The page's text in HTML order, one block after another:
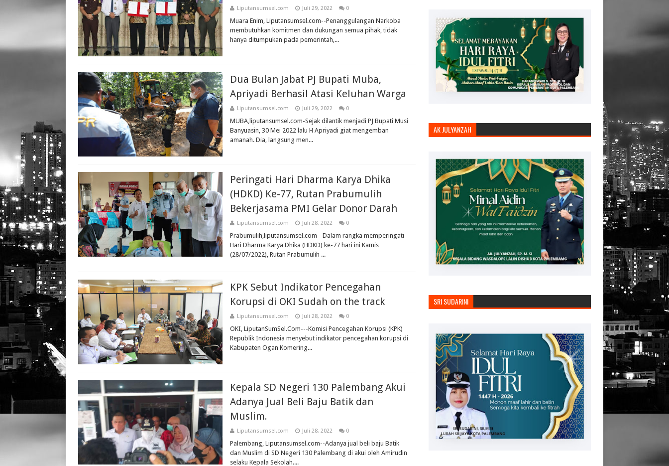
Liputansumsel.com Juli 29, 2022 0
Muara Enim, Liputansumsel.com--Penanggulangan Narkoba
membutuhkan komitmen dan dukungan semua pihak, tidak
hanya ditumpukan pada pemerintah,...
Dua Bulan Jabat PJ Bupati Muba,
Apriyadi Berhasil Atasi Keluhan Warga
Liputansumsel.com Juli 29, 2022 0
MUBA,liputansumsel.com-Sejak dilantik menjadi PJ Bupati Musi
Banyuasin, 30 Mei 2022 lalu H Apriyadi giat mengemban
amanah. Dia, langsung men...
Peringati Hari Dharma Karya Dhika
(HDKD) Ke-77, Rutan Prabumulih
Bekerjasama PMI Gelar Donor Darah
Liputansumsel.com Juli 28, 2022 0
Prabumulih,liputansumsel.com - Dalam rangka memperingati
Hari Dharma Karya Dhika (HDKD) ke-77 hari ini Kamis
(28/07/2022), Rutan Prabumulih ...
KPK Sebut Indikator Pencegahan
Korupsi di OKI Sudah on the track
Liputansumsel.com Juli 28, 2022 0
OKI, LiputanSumSel.Com---Komisi Pencegahan Korupsi (KPK)
Republik Indonesia menyebut indikator pencegahan korupsi di
Kabupaten Ogan Komering...
Kepala SD Negeri 130 Palembang Akui
Adanya Jual Beli Baju Batik dan
Muslim.
Liputansumsel.com Juli 28, 2022 0
Palembang, Liputansumsel.com--Adanya jual beli baju Batik
dan Muslim di SD Negeri 130 Palembang di akui oleh Amirudin
selaku Kepala Sekolah....
AK JULYANZAH
SRI SUDARINI